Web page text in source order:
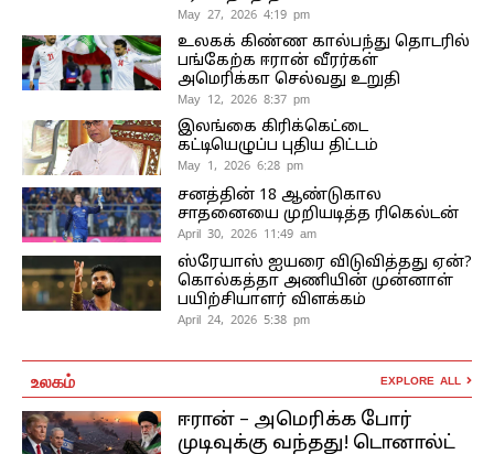
May 27, 2026 4:19 pm
உலகக் கிண்ண கால்பந்து தொடரில்
பங்கேற்க ஈரான் வீரர்கள்
அமெரிக்கா செல்வது உறுதி
May 12, 2026 8:37 pm
இலங்கை கிரிக்கெட்டை
கட்டியெழுப்ப புதிய திட்டம்
May 1, 2026 6:28 pm
சனத்தின் 18 ஆண்டுகால
சாதனையை முறியடித்த ரிகெல்டன்
April 30, 2026 11:49 am
ஸ்ரேயாஸ் ஐயரை விடுவித்தது ஏன்?
கொல்கத்தா அணியின் முன்னாள்
பயிற்சியாளர் விளக்கம்
April 24, 2026 5:38 pm
உலகம் EXPLORE ALL
ஈரான் – அமெரிக்க போர்
முடிவுக்கு வந்தது! டொனால்ட்